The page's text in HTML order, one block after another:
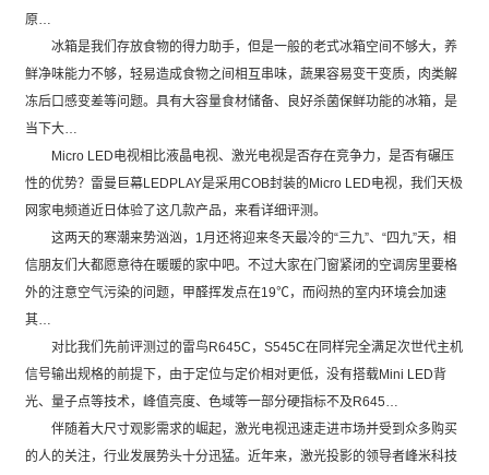
原…
冰箱是我们存放食物的得力助手，但是一般的老式冰箱空间不够大，养
鲜净味能力不够，轻易造成食物之间相互串味，蔬果容易变干变质，肉类解
冻后口感变差等问题。具有大容量食材储备、良好杀菌保鲜功能的冰箱，是
当下大…
Micro LED电视相比液晶电视、激光电视是否存在竞争力，是否有碾压
性的优势？雷曼巨幕LEDPLAY是采用COB封装的Micro LED电视，我们天极
网家电频道近日体验了这几款产品，来看详细评测。
这两天的寒潮来势汹汹，1月还将迎来冬天最冷的“三九”、“四九”天，相
信朋友们大都愿意待在暖暖的家中吧。不过大家在门窗紧闭的空调房里要格
外的注意空气污染的问题，甲醛挥发点在19℃，而闷热的室内环境会加速
其…
对比我们先前评测过的雷鸟R645C，S545C在同样完全满足次世代主机
信号输出规格的前提下，由于定位与定价相对更低，没有搭载Mini LED背
光、量子点等技术，峰值亮度、色域等一部分硬指标不及R645…
伴随着大尺寸观影需求的崛起，激光电视迅速走进市场并受到众多购买
的人的关注，行业发展势头十分迅猛。近年来，激光投影的领导者峰米科技